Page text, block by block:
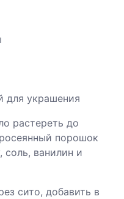
для украшения
растереть до
порошок
соль, ванилин и
сито, добавить в